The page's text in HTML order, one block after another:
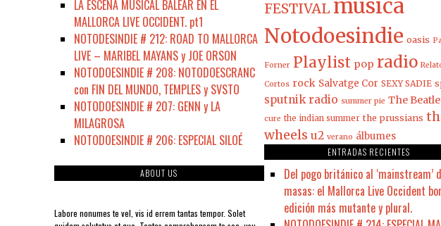
LA ESCENA MUSICAL BALEAR EN EL
MALLORCA LIVE OCCIDENT. pt1
NOTODESINDIE # 212: ROAD TO MALLORCA
LIVE – MARIBEL MAYANS y JOE ORSON
NOTODOESINDIE # 208: NOTODOESCRANC
con FIN DEL MUNDO, TEMPLES y SVSTO
NOTODOESINDIE # 207: GENN y LA
MILAGROSA
NOTODOESINDIE # 206: ESPECIAL SILOÉ
ABOUT US
Labore nonumes te vel, vis id errem tantas tempor. Solet
FESTIVAL música
Notodoesindie oasis
Forner Playlist pop radio
Cortos rock Salvatge Cor SEXY SADIE
sputnik radio summer pie The
cure the indian summer the prussians
wheels u2 verano álbumes
ENTRADAS RECIENTES
Del pogo británico al ‘mainstream’
masas: el Mallorca Live Occident
edición más mutante y plural.